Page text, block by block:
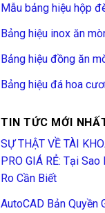
Mẫu bảng hiệu hộp
Bảng hiệu inox ăn
Bảng hiệu đồng ăn
Bảng hiệu đá hoa
TIN TỨC MỚI
SỰ THẬT VỀ TÀI
PRO GIÁ RẺ: Tại
Ro Cần Biết
AutoCAD Bản Quyền